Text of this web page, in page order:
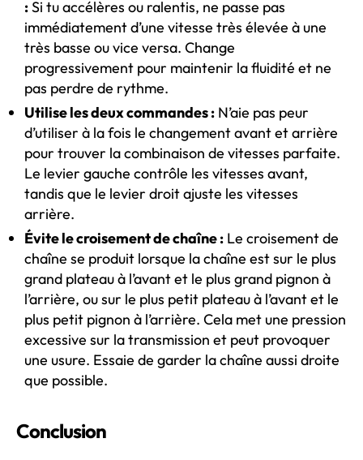
:Si tu accélères ou ralentis, ne passe pas
immédiatement d’une vitesse très élevée à une
très basse ou vice versa. Change
progressivement pour maintenir la fluidité et ne
pas perdre de rythme.
Utilise les deux commandes : N’aie pas peur
d’utiliser à la fois le changement avant et arrière
pour trouver la combinaison de vitesses parfaite.
Le levier gauche contrôle les vitesses avant,
tandis que le levier droit ajuste les vitesses
arrière.
Évite le croisement de chaîne : Le croisement de
chaîne se produit lorsque la chaîne est sur le plus
grand plateau à l’avant et le plus grand pignon à
l’arrière, ou sur le plus petit plateau à l’avant et le
plus petit pignon à l’arrière. Cela met une pression
excessive sur la transmission et peut provoquer
une usure. Essaie de garder la chaîne aussi droite
que possible.
Conclusion